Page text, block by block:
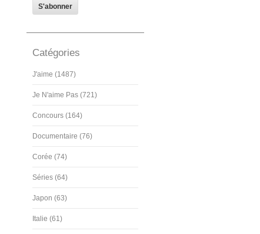
Catégories
J'aime (1487)
Je N'aime Pas (721)
Concours (164)
Documentaire (76)
Corée (74)
Séries (64)
Japon (63)
Italie (61)